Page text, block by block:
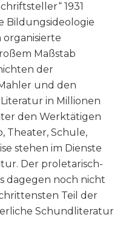
1931
Bildungsideologie
organisierte
Maßstab
der
und den
in Millionen
den Werktätigen
Theater, Schule,
stehen im Dienste
Der proletarisch-
dagegen noch nicht
Teil der
Schundliteratur